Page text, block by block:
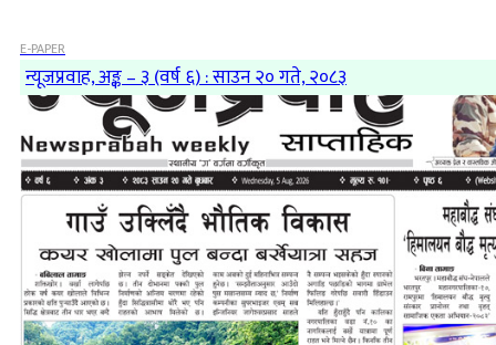
E-PAPER
न्यूजप्रवाह, अङ्क – ३ (वर्ष ६) : साउन २० गते, २०८३